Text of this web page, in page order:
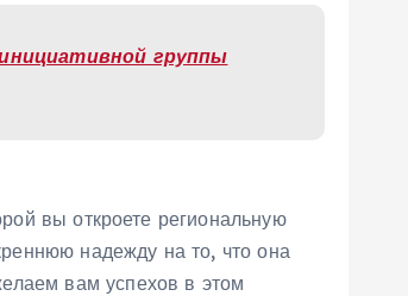
группы
вы откроете региональную
надежду на то, что она
вам успехов в этом